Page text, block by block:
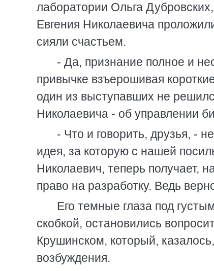
лаборатории Ольга
Евгения Николаевича
сияли счастьем.
- Да, признание полное и
привычке взъерошивая
один из выступавших не
Николаевича - об управлении
- Что и говорить, друзья, -
идея, за которую с нашей
Николаевич, теперь получает,
право на разработку. Ведь
Его темные глаза под
скобкой, остановились
Крушинском, который,
возбуждения.